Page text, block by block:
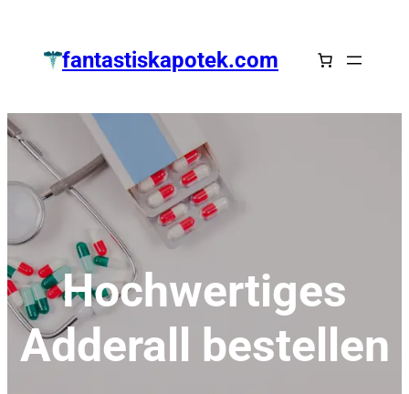
springenfantastiskapotek.com
Hochwertiges
Adderall bestellen